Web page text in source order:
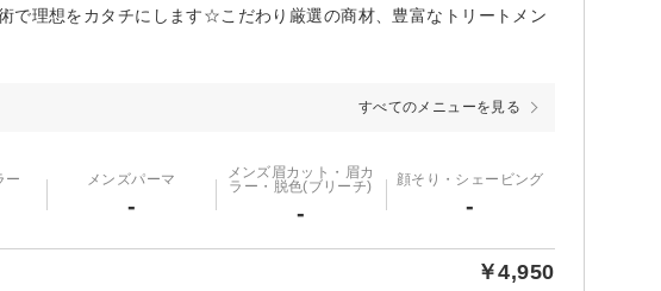
で理想をカタチにします☆こだわり厳選の商材、豊富なトリートメン
すべてのメニューを見る
ー メンズパーマ
-
メンズ眉カット・眉カ
ラー・脱色(ブリーチ)
-
顔そり・シェービング
-
￥4,950